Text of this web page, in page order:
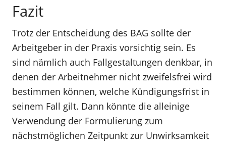
Fazit
Trotz der Entscheidung des BAG sollte der
Arbeitgeber in der Praxis vorsichtig sein. Es
sind nämlich auch Fallgestaltungen denkbar, in
denen der Arbeitnehmer nicht zweifelsfrei wird
bestimmen können, welche Kündigungsfrist in
seinem Fall gilt. Dann könnte die alleinige
Verwendung der Formulierung zum
nächstmöglichen Zeitpunkt zur Unwirksamkeit